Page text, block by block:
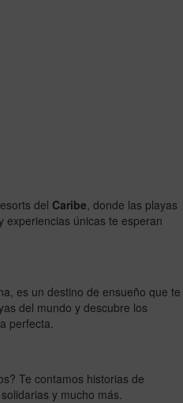
del Caribe , donde las playas
experiencias únicas te esperan
es un destino de ensueño que te
del mundo y descubre los
perfecta.
Te contamos historias de
y mucho más.